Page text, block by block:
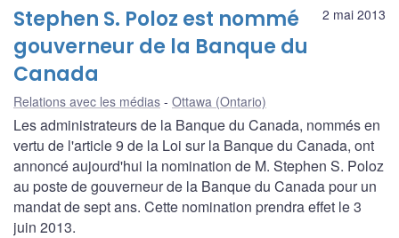
2 mai 2013
Stephen S. Poloz est nommé
gouverneur de la Banque du
Canada
Relations avec les médias Ottawa (Ontario)
Les administrateurs de la Banque du Canada, nommés en
vertu de l'article 9 de la Loi sur la Banque du Canada, ont
annoncé aujourd'hui la nomination de M. Stephen S. Poloz
au poste de gouverneur de la Banque du Canada pour un
mandat de sept ans. Cette nomination prendra effet le 3
juin 2013.